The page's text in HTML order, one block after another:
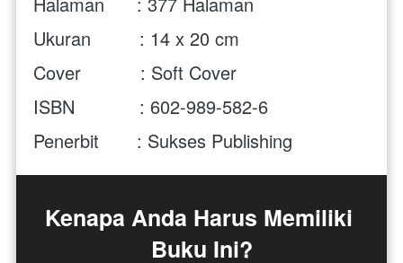
Ukuran         : 14 x 20 cm
Cover           : Soft Cover
ISBN            : 602-989-582-6
Penerbit       : Sukses Publishing
Kenapa Anda Harus Memiliki
Buku Ini?